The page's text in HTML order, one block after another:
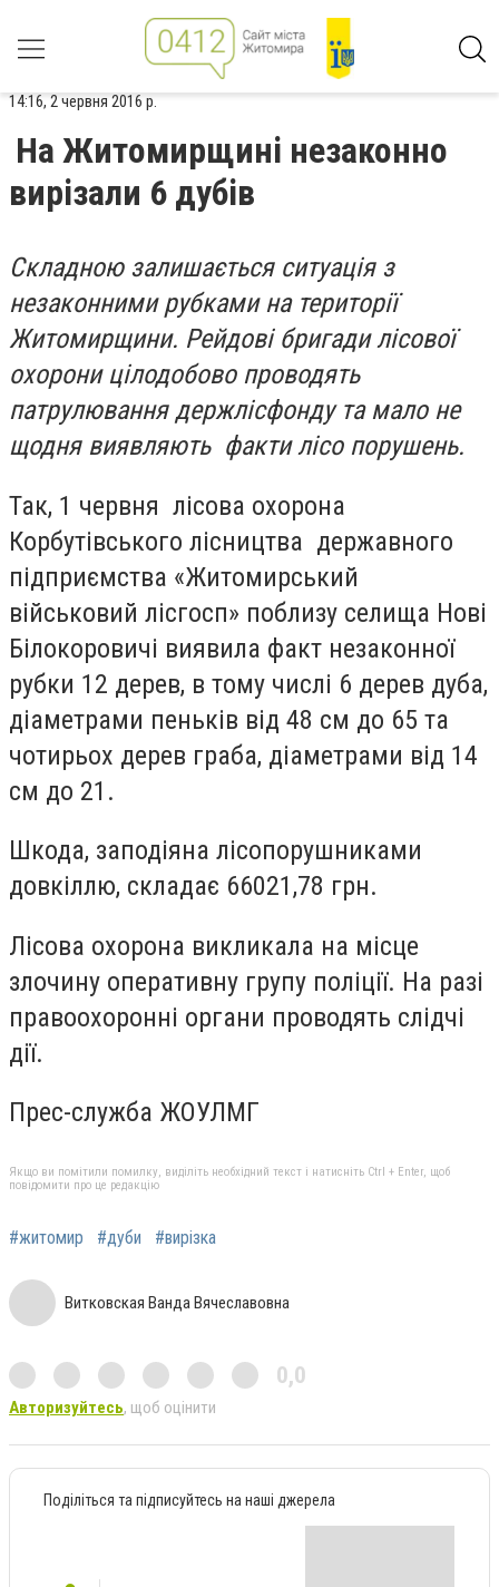
14:16, 2 червня 2016 р.
На Житомирщині незаконно
вирізали 6 дубів
Складною залишається ситуація з
незаконними рубками на території
Житомирщини. Рейдові бригади лісової
охорони цілодобово проводять
патрулювання держлісфонду та мало не
щодня виявляють факти лісо порушень.
Так, 1 червня лісова охорона
Корбутівського лісництва державного
підприємства «Житомирський
військовий лісгосп» поблизу селища Нові
Білокоровичі виявила факт незаконної
рубки 12 дерев, в тому числі 6 дерев дуба,
діаметрами пеньків від 48 см до 65 та
чотирьох дерев граба, діаметрами від 14
см до 21.
Шкода, заподіяна лісопорушниками
довкіллю, складає 66021,78 грн.
Лісова охорона викликала на місце
злочину оперативну групу поліції. На разі
правоохоронні органи проводять слідчі
дії.
Прес-служба ЖОУЛМГ
Якщо ви помітили помилку, виділіть необхідний текст і натисніть Ctrl + Enter, щоб
повідомити про це редакцію
#житомир #дуби #вирізка
Витковская Ванда Вячеславовна
0,0
Авторизуйтесь, щоб оцінити
Поділіться та підписуйтесь на наші джерела